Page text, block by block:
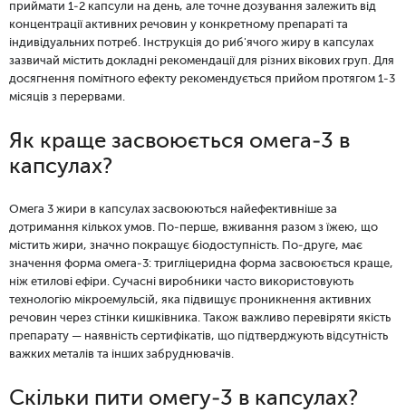
приймати 1-2 капсули на день, але точне дозування залежить від
концентрації активних речовин у конкретному препараті та
індивідуальних потреб. Інструкція до риб'ячого жиру в капсулах
зазвичай містить докладні рекомендації для різних вікових груп. Для
досягнення помітного ефекту рекомендується прийом протягом 1-3
місяців з перервами.
Як краще засвоюється омега-3 в
капсулах?
Омега 3 жири в капсулах засвоюються найефективніше за
дотримання кількох умов. По-перше, вживання разом з їжею, що
містить жири, значно покращує біодоступність. По-друге, має
значення форма омега-3: тригліцеридна форма засвоюється краще,
ніж етилові ефіри. Сучасні виробники часто використовують
технологію мікроемульсій, яка підвищує проникнення активних
речовин через стінки кишківника. Також важливо перевіряти якість
препарату — наявність сертифікатів, що підтверджують відсутність
важких металів та інших забруднювачів.
Скільки пити омегу-3 в капсулах?